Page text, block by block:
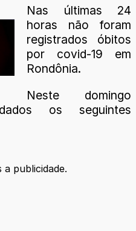
Nas últimas 24
horas não foram
registrados óbitos
por covid-19 em
Rondônia.
Neste domingo
os seguintes
publicidade.